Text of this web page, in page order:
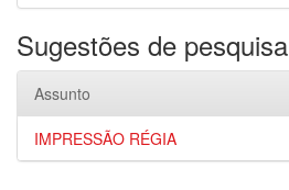
Sugestões de pesquisa
Assunto
IMPRESSÃO RÉGIA